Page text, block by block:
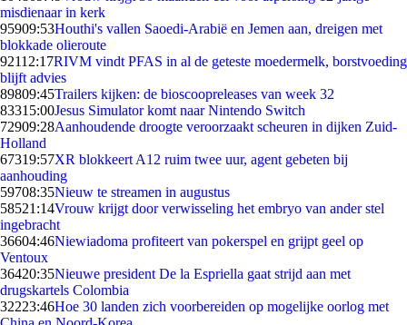
misdienaar in kerk
95909:53Houthi's vallen Saoedi-Arabië en Jemen aan, dreigen met
blokkade olieroute
92112:17RIVM vindt PFAS in al de geteste moedermelk, borstvoeding
blijft advies
89809:45Trailers kijken: de bioscoopreleases van week 32
83315:00Jesus Simulator komt naar Nintendo Switch
72909:28Aanhoudende droogte veroorzaakt scheuren in dijken Zuid-
Holland
67319:57XR blokkeert A12 ruim twee uur, agent gebeten bij
aanhouding
59708:35Nieuw te streamen in augustus
58521:14Vrouw krijgt door verwisseling het embryo van ander stel
ingebracht
36604:46Niewiadoma profiteert van pokerspel en grijpt geel op
Ventoux
36420:35Nieuwe president De la Espriella gaat strijd aan met
drugskartels Colombia
32223:46Hoe 30 landen zich voorbereiden op mogelijke oorlog met